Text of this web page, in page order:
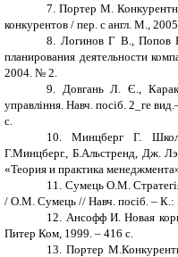
7 . Портер М.
конкурентов / пер. с англ. М., 2005.
8 . Логинов Г В., Попов
планирования деятельности
2004. № 2.
9 . Довгань Л. Є.,
управління. Навч. посіб. 2_ге
с.
10 . Минцберг Г.
Г.Минцберг., Б.Альстренд, Дж.
«Теория и практика
11
. Сумець О.М.
/ О.М. Сумець // Навч. посіб. – К.:
12 . Ансофф И. Новая
Питер Ком, 1999. – 416 с.
13 . Портер